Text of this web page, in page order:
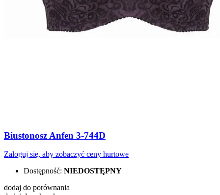
Biustonosz Anfen 3-744D
Zaloguj się, aby zobaczyć ceny hurtowe
Dostępność: NIEDOSTĘPNY
dodaj do porównania